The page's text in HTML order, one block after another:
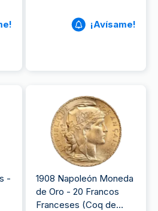
¡Avísame!
-
1908 Napoleón Moneda
de Oro - 20 Francos
Franceses (Coq de